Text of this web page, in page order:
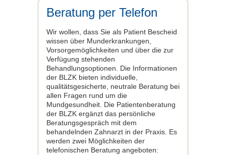
Beratung per Telefon
Wir wollen, dass Sie als Patient Bescheid
wissen über Munderkrankungen,
Vorsorgemöglichkeiten und über die zur
Verfügung stehenden
Behandlungsoptionen. Die Informationen
der BLZK bieten individuelle,
qualitätsgesicherte, neutrale Beratung bei
allen Fragen rund um die
Mundgesundheit. Die Patientenberatung
der BLZK ergänzt das persönliche
Beratungsgespräch mit dem
behandelnden Zahnarzt in der Praxis. Es
werden zwei Möglichkeiten der
telefonischen Beratung angeboten: